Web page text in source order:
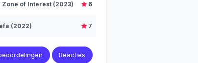
Zone of Interest (2023) 6
(2022) 7
Reacties